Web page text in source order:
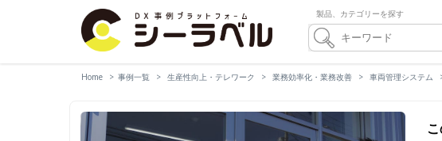
製品、カテゴリーを探す
Home 事例一覧 生産性向上・テレワーク 業務効率化・業務改善 車両管理システム